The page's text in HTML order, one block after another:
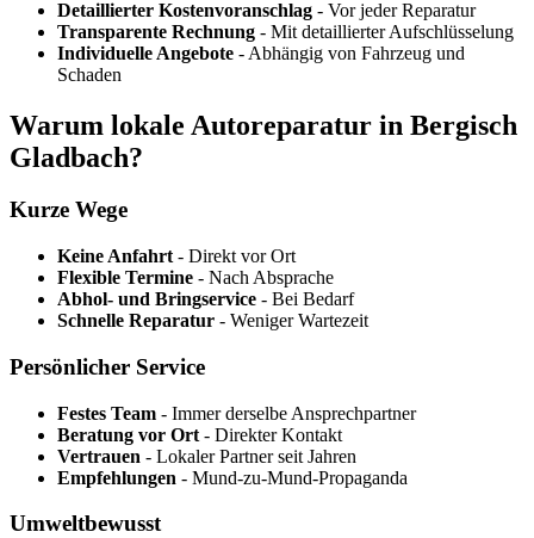
Detaillierter Kostenvoranschlag - Vor jeder Reparatur
Transparente Rechnung - Mit detaillierter Aufschlüsselung
Individuelle Angebote - Abhängig von Fahrzeug und
Schaden
Warum lokale Autoreparatur in Bergisch
Gladbach?
Kurze Wege
Keine Anfahrt - Direkt vor Ort
Flexible Termine - Nach Absprache
Abhol- und Bringservice - Bei Bedarf
Schnelle Reparatur - Weniger Wartezeit
Persönlicher Service
Festes Team - Immer derselbe Ansprechpartner
Beratung vor Ort - Direkter Kontakt
Vertrauen - Lokaler Partner seit Jahren
Empfehlungen - Mund-zu-Mund-Propaganda
Umweltbewusst